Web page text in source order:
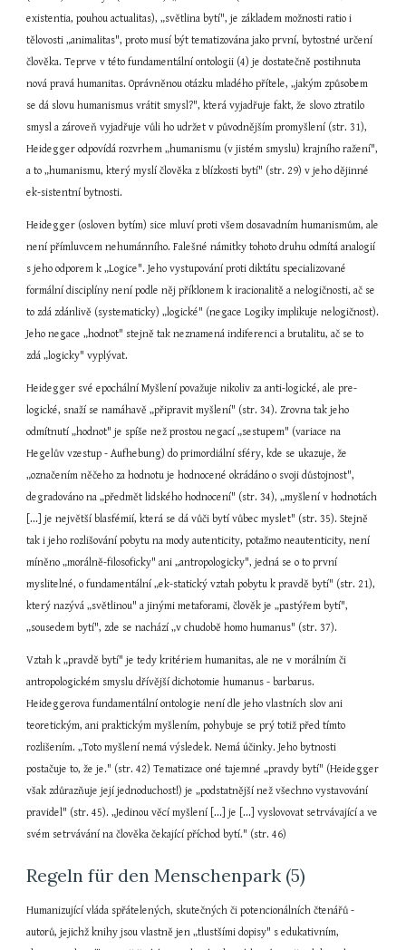
existentia, pouhou actualitas), „světlina bytí", je základem možnosti ratio i
tělovosti „animalitas", proto musí být tematizována jako první, bytostné určení
člověka. Teprve v této fundamentální ontologii (4) je dostatečně postihnuta
nová pravá humanitas. Oprávněnou otázku mladého přítele, „jakým způsobem
se dá slovu humanismus vrátit smysl?", která vyjadřuje fakt, že slovo ztratilo
smysl a zároveň vyjadřuje vůli ho udržet v původnějším promyšlení (str. 31),
Heidegger odpovídá rozvrhem „humanismu (v jistém smyslu) krajního ražení",
a to „humanismu, který myslí člověka z blízkosti bytí" (str. 29) v jeho dějinné
ek-sistentní bytnosti.
Heidegger (osloven bytím) sice mluví proti všem dosavadním humanismům, ale
není přímluvcem nehumánního. Falešné námitky tohoto druhu odmítá analogií
s jeho odporem k „Logice". Jeho vystupování proti diktátu specializované
formální disciplíny není podle něj příklonem k iracionalitě a nelogičnosti, ač se
to zdá zdánlivě (systematicky) „logické" (negace Logiky implikuje nelogičnost).
Jeho negace „hodnot" stejně tak neznamená indiferenci a brutalitu, ač se to
zdá „logicky" vyplývat.
Heidegger své epochální Myšlení považuje nikoliv za anti-logické, ale pre-
logické, snaží se namáhavě „připravit myšlení" (str. 34). Zrovna tak jeho
odmítnutí „hodnot" je spíše než prostou negací „sestupem" (variace na
Hegelův vzestup - Aufhebung) do primordiální sféry, kde se ukazuje, že
„označením něčeho za hodnotu je hodnocené okrádáno o svoji důstojnost",
degradováno na „předmět lidského hodnocení" (str. 34), „myšlení v hodnotách
[...] je největší blasfémií, která se dá vůči bytí vůbec myslet" (str. 35). Stejně
tak i jeho rozlišování pobytu na mody autenticity, potažmo neautenticity, není
míněno „morálně-filosoficky" ani „antropologicky", jedná se o to první
myslitelné, o fundamentální „ek-statický vztah pobytu k pravdě bytí" (str. 21),
který nazývá „světlinou" a jinými metaforami, člověk je „pastýřem bytí",
„sousedem bytí", zde se nachází „v chudobě homo humanus" (str. 37).
Vztah k „pravdě bytí" je tedy kritériem humanitas, ale ne v morálním či
antropologickém smyslu dřívější dichotomie humanus - barbarus.
Heideggerova fundamentální ontologie není dle jeho vlastních slov ani
teoretickým, ani praktickým myšlením, pohybuje se prý totiž před tímto
rozlišením. „Toto myšlení nemá výsledek. Nemá účinky. Jeho bytnosti
postačuje to, že je." (str. 42) Tematizace oné tajemné „pravdy bytí" (Heidegger
však zdůrazňuje její jednoduchost!) je „podstatnější než všechno vystavování
pravidel" (str. 45). „Jedinou věcí myšlení [...] je [...] vyslovovat setrvávající a ve
svém setrvávání na člověka čekající příchod bytí." (str. 46)
Regeln für den Menschenpark (5)
Humanizující vláda spřátelených, skutečných či potencionálních čtenářů -
autorů, jejichž knihy jsou vlastně jen „tlustšími dopisy" s edukativním,